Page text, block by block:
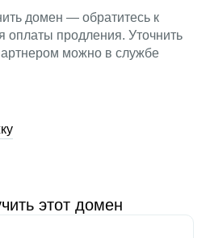
домен — обратитесь к
оплаты продления. Уточнить
можно в службе
этот домен